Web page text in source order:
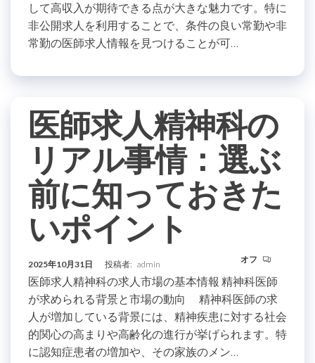
して高収入が期待できる点が大きな魅力です。特に
非公開求人を利用することで、条件の良い常勤や非
常勤の医師求人情報を見つけることが可…
医師求人精神科の
リアル事情：選ぶ
前に知っておきた
いポイント
2025年10月31日 投稿者: admin オフ
医師求人精神科の求人市場の基本情報 精神科医師
が求められる背景と市場の動向 精神科医師の求
人が増加している背景には、精神疾患に対する社会
的関心の高まりや高齢化の進行が挙げられます。特
に認知症患者の増加や、その家族のメン…